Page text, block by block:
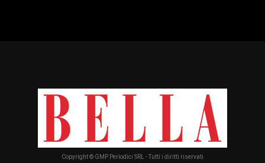
Copyright © GMP Periodici SRL - Tutti i diritti riservati